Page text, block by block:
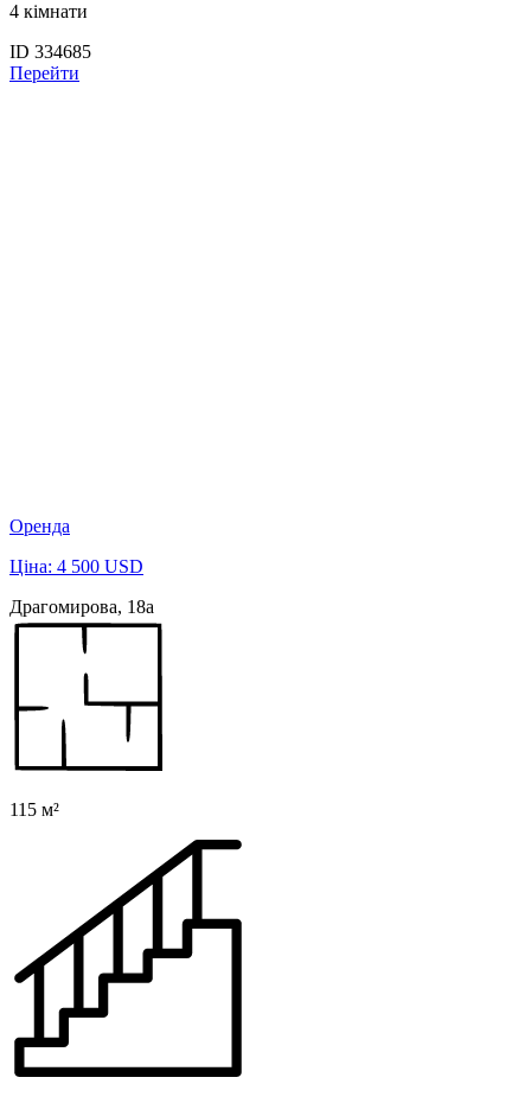
4 кімнати
ID 334685
Перейти
Оренда
Ціна: 4 500 USD
Драгомирова, 18а
115 м²